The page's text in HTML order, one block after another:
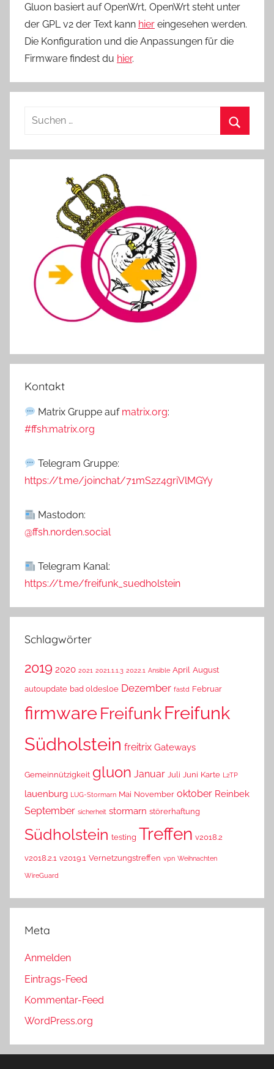
Gluon basiert auf OpenWrt, OpenWrt steht unter
der GPL v2 der Text kann hier eingesehen werden.
Die Konfiguration und die Anpassungen für die
Firmware findest du hier.
Suchen
Kontakt
Matrix Gruppe auf matrix.org:
#ffsh:matrix.org
Telegram Gruppe:
https://t.me/joinchat/71mS2z4griVlMGYy
Mastodon:
@ffsh.norden.social
Telegram Kanal:
https://t.me/freifunk_suedholstein
Schlagwörter
2019 2020 2021 2021.1.1.3 2022.1 Ansible April August
autoupdate bad oldesloe Dezember fastd Februar
firmwareFreifunkFreifunk
Südholstein freitrix Gateways
Gemeinnützigkeit gluon Januar Juli Juni Karte L2TP
lauenburg LUG-Stormarn Mai November oktober Reinbek
September sicherheit stormarn störerhaftung
Südholstein testing Treffen v2018.2
v2018.2.1 v2019.1 Vernetzungstreffen vpn Weihnachten
WireGuard
Meta
Anmelden
Eintrags-Feed
Kommentar-Feed
WordPress.org